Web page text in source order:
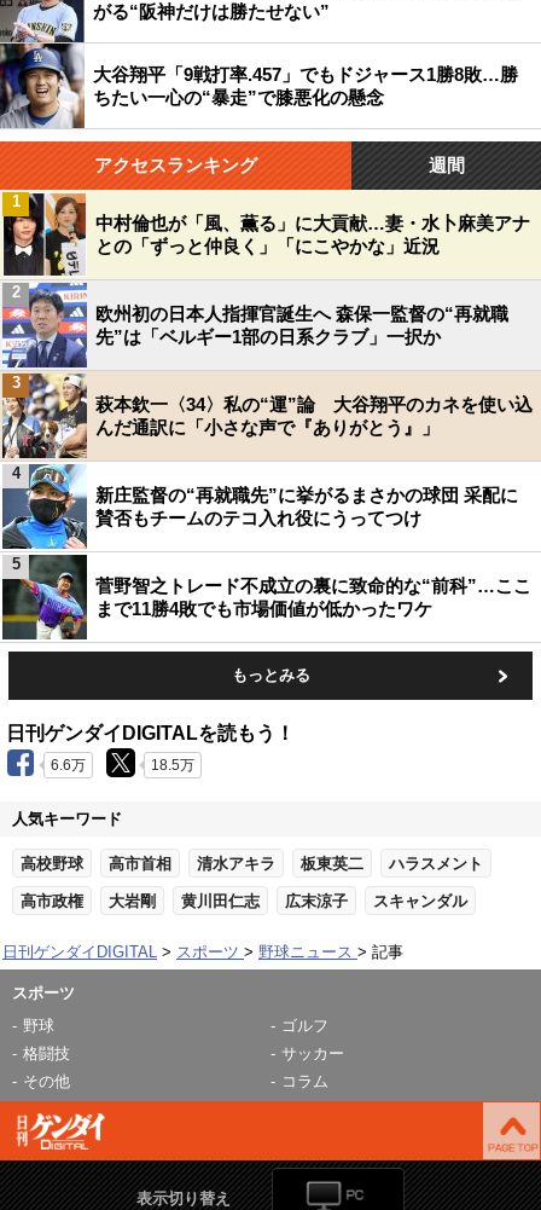
がる“阪神だけは勝たせない”
大谷翔平「9戦打率.457」でもドジャース1勝8敗…勝
ちたい一心の“暴走”で膝悪化の懸念
アクセスランキング 週間
中村倫也が「風、薫る」に大貢献…妻・水卜麻美アナ
との「ずっと仲良く」「にこやかな」近況
1
欧州初の日本人指揮官誕生へ 森保一監督の“再就職
先”は「ベルギー1部の日系クラブ」一択か
2
萩本欽一〈34〉私の“運”論 大谷翔平のカネを使い込
んだ通訳に「小さな声で『ありがとう』」
3
新庄監督の“再就職先”に挙がるまさかの球団 采配に
賛否もチームのテコ入れ役にうってつけ
4
菅野智之トレード不成立の裏に致命的な“前科”…ここ
まで11勝4敗でも市場価値が低かったワケ
5
もっとみる
日刊ゲンダイDIGITALを読もう！
6.6万 18.5万
人気キーワード
高校野球 高市首相 清水アキラ 板東英二 ハラスメント
高市政権 大岩剛 黄川田仁志 広末涼子 スキャンダル
日刊ゲンダイDIGITAL スポーツ 野球ニュース 記事
スポーツ
野球
ゴルフ
格闘技
サッカー
その他
コラム
表示切り替え